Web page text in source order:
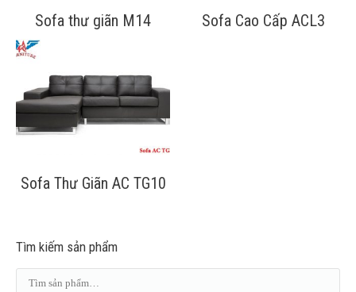
Sofa thư giãn M14 Sofa Cao Cấp ACL3
Sofa Thư Giãn AC TG10
Tìm kiếm sản phẩm